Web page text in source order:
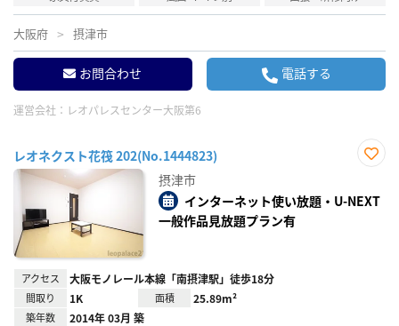
大阪府 摂津市
お問合わせ 電話する
運営会社： レオパレスセンター大阪第6
レオネクスト花筏 202(No.1444823)
り登
録
摂津市
インターネット使い放題・U-NEXT
一般作品見放題プラン有
アクセス 大阪モノレール本線「南摂津駅」徒歩18分
間取り 1K 面積 25.89m²
築年数 2014年 03月 築